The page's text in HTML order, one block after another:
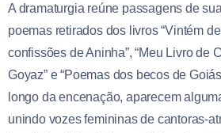
A dramaturgia reúne passagens de
poemas retirados dos livros “Vintém
confissões de Aninha”, “Meu Livro de
Goyaz” e “Poemas dos becos de
longo da encenação, aparecem
unindo vozes femininas de cantoras-